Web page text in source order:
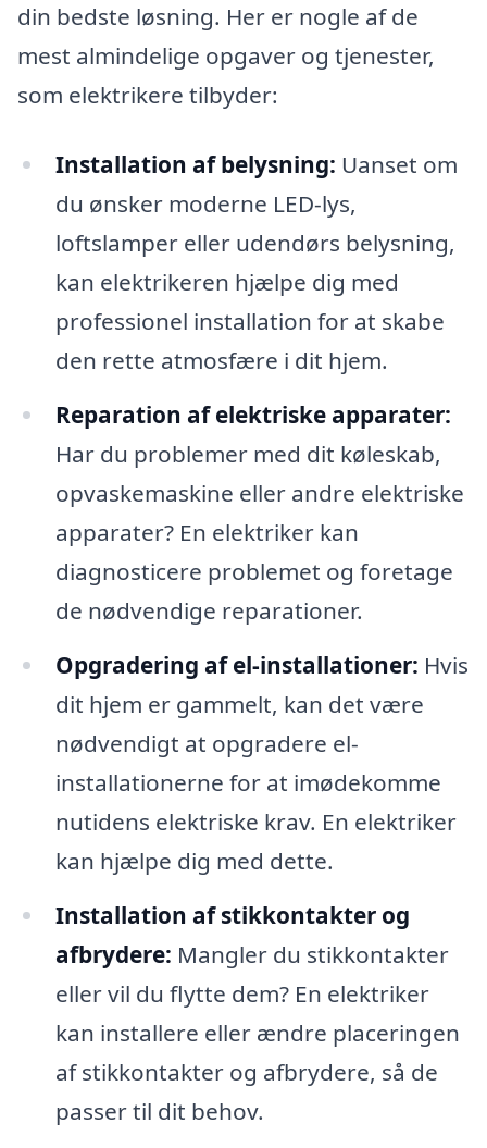
din bedste løsning. Her er nogle af de
mest almindelige opgaver og tjenester,
som elektrikere tilbyder:
Installation af belysning: Uanset om
du ønsker moderne LED-lys,
loftslamper eller udendørs belysning,
kan elektrikeren hjælpe dig med
professionel installation for at skabe
den rette atmosfære i dit hjem.
Reparation af elektriske apparater:
Har du problemer med dit køleskab,
opvaskemaskine eller andre elektriske
apparater? En elektriker kan
diagnosticere problemet og foretage
de nødvendige reparationer.
Opgradering af el-installationer: Hvis
dit hjem er gammelt, kan det være
nødvendigt at opgradere el-
installationerne for at imødekomme
nutidens elektriske krav. En elektriker
kan hjælpe dig med dette.
Installation af stikkontakter og
afbrydere: Mangler du stikkontakter
eller vil du flytte dem? En elektriker
kan installere eller ændre placeringen
af stikkontakter og afbrydere, så de
passer til dit behov.